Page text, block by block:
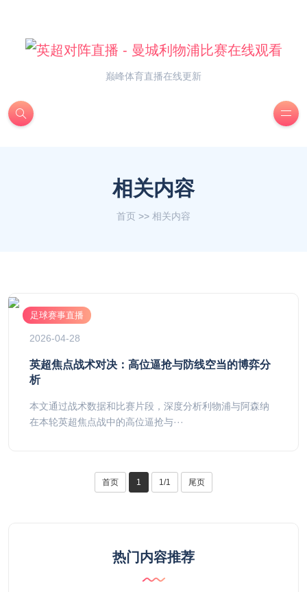
巅峰体育直播在线更新
相关内容
首页 >> 相关内容
足球赛事直播
2026-04-28
英超焦点战术对决：高位逼抢与防线空当的博弈分
析
本文通过战术数据和比赛片段，深度分析利物浦与阿森纳
在本轮英超焦点战中的高位逼抢与···
首页 1 1/1 尾页
热门内容推荐